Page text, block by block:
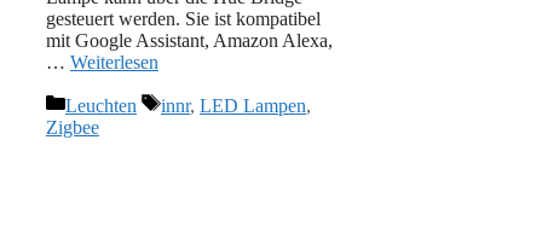
gesteuert werden. Sie ist kompatibel
mit Google Assistant, Amazon Alexa,
… Weiterlesen
Kategorien
Leuchten Schlagwörter
innr, LED Lampen,
Zigbee